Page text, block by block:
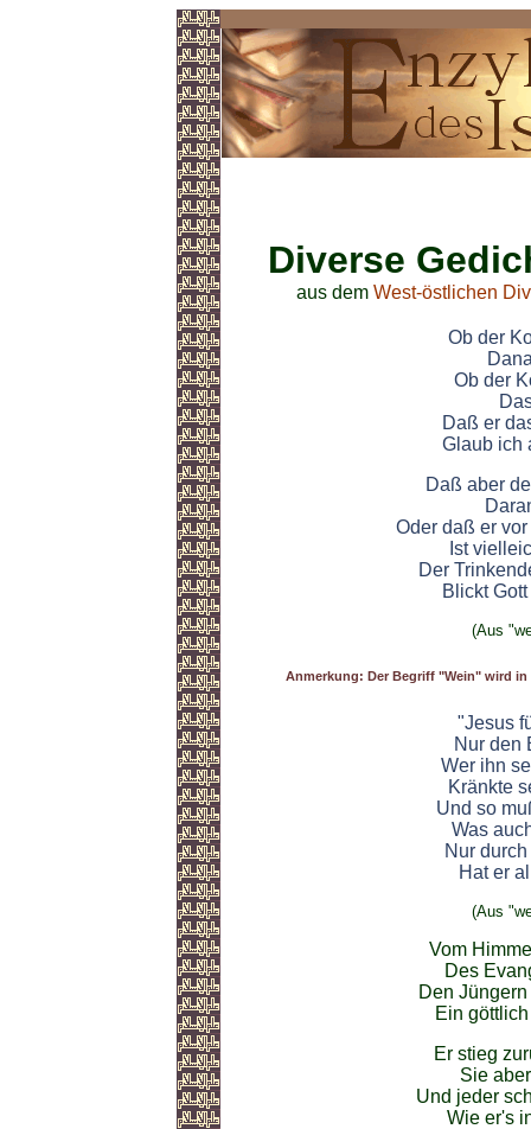
Diverse
aus dem West-östlichen
Ob der
Ob der
Daß er
Glaub ich
Daß aber
Oder daß er
Ist
Der
Blickt
(Aus
Anmerkung: Der Begriff "Wein" wird
"Jesus
Nur den
Wer ihn
Kränkte
Und so
Was
Nur
Hat er
(Aus
Vom
Des
Den
Ein
Er stieg
Sie
Und jeder
Wie er's